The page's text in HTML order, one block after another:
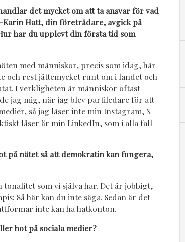
det mycket om att ta ansvar för vad
Hatt, din företrädare, avgick på
har du upplevt din första tid som
med människor, precis som idag, här
och rest jättemycket runt om i landet och
I verkligheten är människor oftast
jag mig, när jag blev partiledare för att
så jag läser inte min Instagram, X
läser är min LinkedIn, som i alla fall
på nätet så att demokratin kan fungera,
tonalitet som vi själva har. Det är jobbigt,
Så här kan du inte säga. Sedan är det
inte kan ha hatkonton.
hot på sociala medier?